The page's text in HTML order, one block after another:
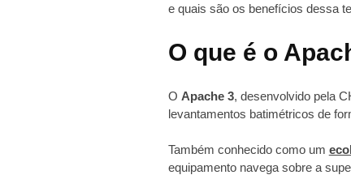
e quais são os benefícios dessa
O que é o
O Apache 3, desenvolvido pela
levantamentos batimétricos de
Também conhecido como um
equipamento navega sobre a